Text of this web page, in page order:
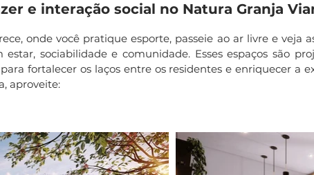
e interação social no Natura Granja
onde você pratique esporte, passeie ao ar livre e veja
sociabilidade e comunidade. Esses espaços são
fortalecer os laços entre os residentes e enriquecer a
aproveite: